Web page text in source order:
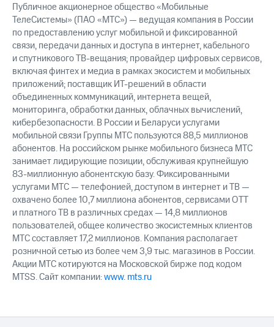
Публичное акционерное общество «Мобильные
ТелеСистемы» (ПАО «МТС») — ведущая компания в России
по предоставлению услуг мобильной и фиксированной
связи, передачи данных и доступа в интернет, кабельного
и спутникового ТВ-вещания; провайдер цифровых сервисов,
включая финтех и медиа в рамках экосистем и мобильных
приложений; поставщик ИТ-решений в области
объединенных коммуникаций, интернета вещей,
мониторинга, обработки данных, облачных вычислений,
кибербезопасности. В России и Беларуси услугами
мобильной связи Группы МТС пользуются 88,5 миллионов
абонентов. На российском рынке мобильного бизнеса МТС
занимает лидирующие позиции, обслуживая крупнейшую
83-миллионную абонентскую базу. Фиксированными
услугами МТС — телефонией, доступом в интернет и ТВ —
охвачено более 10,7 миллиона абонентов, сервисами OTT
и платного ТВ в различных средах — 14,8 миллионов
пользователей, общее количество экосистемных клиентов
МТС составляет 17,2 миллионов. Компания располагает
розничной сетью из более чем 3,9 тыс. магазинов в России.
Акции МТС котируются на Московской бирже под кодом
MTSS. Сайт компании:www. mts.ru